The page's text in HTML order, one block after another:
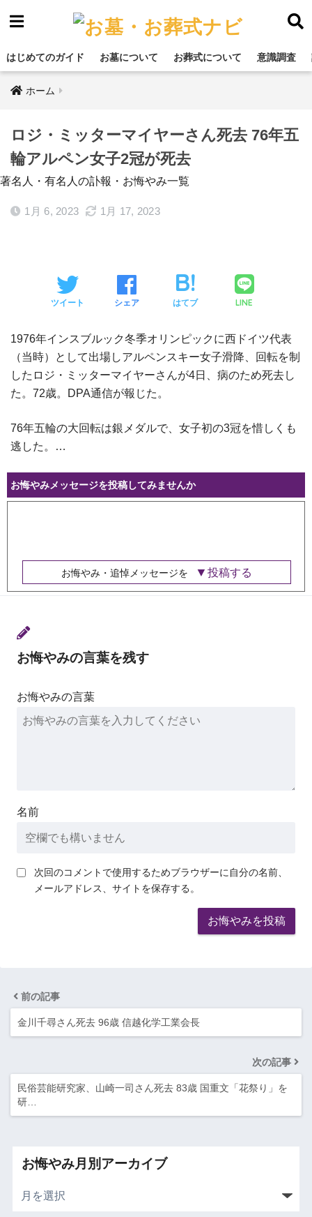
はじめてのガイド お墓について お葬式について 意識調査
ホーム
ロジ・ミッターマイヤーさん死去 76年五
輪アルペン女子2冠が死去
著名人・有名人の訃報・お悔やみ一覧
1月 6, 2023 1月 17, 2023
ツイート シェア はてブ LINE
1976年インスブルック冬季オリンピックに西ドイツ代表
（当時）として出場しアルペンスキー女子滑降、回転を制
したロジ・ミッターマイヤーさんが4日、病のため死去し
た。72歳。DPA通信が報じた。
76年五輪の大回転は銀メダルで、女子初の3冠を惜しくも
逃した。…
お悔やみメッセージを投稿してみませんか
お悔やみ・追悼メッセージを 投稿する
お悔やみの言葉を残す
お悔やみの言葉
名前
次回のコメントで使用するためブラウザーに自分の名前、
メールアドレス、サイトを保存する。
前の記事
金川千尋さん死去 96歳 信越化学工業会長
次の記事
民俗芸能研究家、山崎一司さん死去 83歳 国重文「花祭り」を
研…
お悔やみ月別アーカイブ